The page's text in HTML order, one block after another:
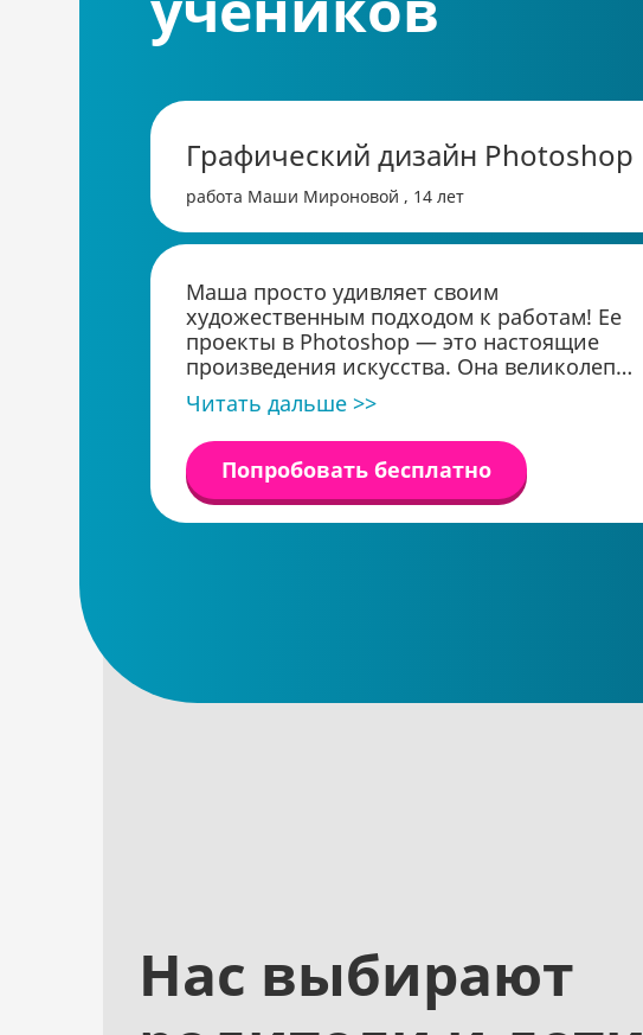
Графический дизайн Photoshop
работа Маши Мироновой , 14 лет
Маша просто удивляет своим
художественным подходом к работам! Ее
проекты в Photoshop — это настоящие
произведения искусства. Она великолепно
подбирает цвета и шрифты, а также
экспериментирует с композициями.
Недавно она завершила разработку
постера для школьного мероприятия, и её
дизайн получил массу похвалы.
Читать дальше >>
Попробовать бесплатно
Нас выбирают